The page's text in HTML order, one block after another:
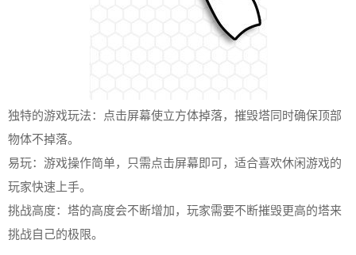
独特的游戏玩法：点击屏幕使立方体掉落，摧毁塔同时确保顶部
物体不掉落。
易玩：游戏操作简单，只需点击屏幕即可，适合喜欢休闲游戏的
玩家快速上手。
挑战高度：塔的高度会不断增加，玩家需要不断摧毁更高的塔来
挑战自己的极限。